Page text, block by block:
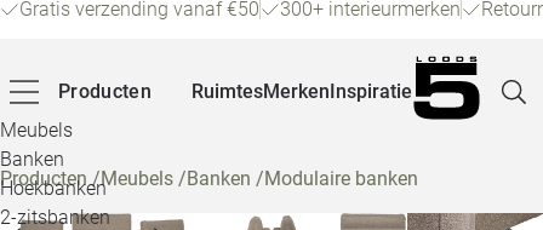
Gratis verzending vanaf €50 300+ interieurmerken
Producten
Meubels
Banken
Hoekbanken
2-zitsbanken
RuimtesMerkenInspiratie
Producten/Meubels /Banken /Modulaire banken